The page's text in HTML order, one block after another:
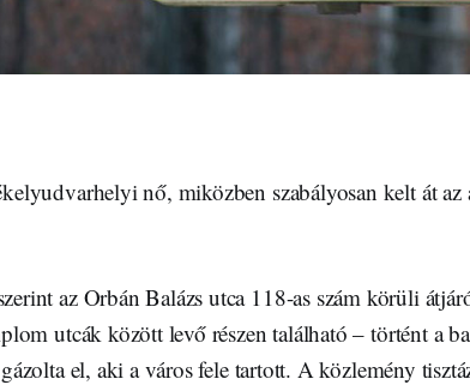
nő, miközben szabályosan kelt át az
az Orbán Balázs utca 118-as szám körüli
utcák között levő részen található – történt a
el, aki a város fele tartott. A közlemény